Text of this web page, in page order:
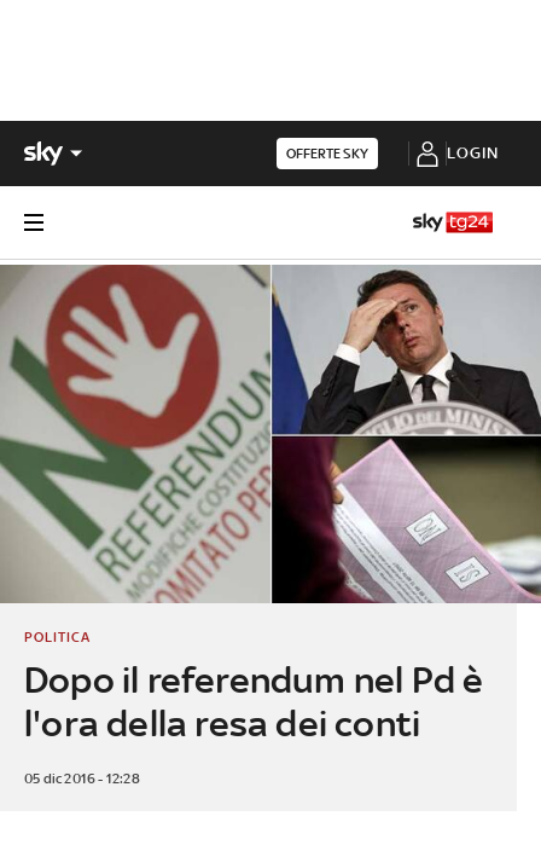
OFFERTE SKY LOGIN
Dopo il referendum nel Pd è
l'ora della resa dei conti
POLITICA
05 dic 2016 - 12:28